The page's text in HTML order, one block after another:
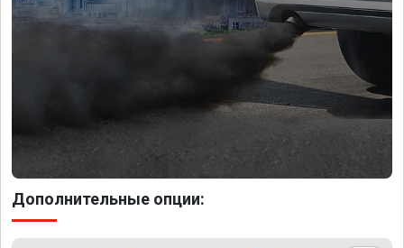
Дополнительные опции: